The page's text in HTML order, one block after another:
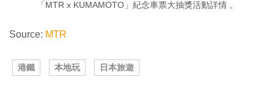
「MTR x KUMAMOTO」紀念車票大抽獎活動詳情 。
Source: MTR
港鐵 本地玩 日本旅遊